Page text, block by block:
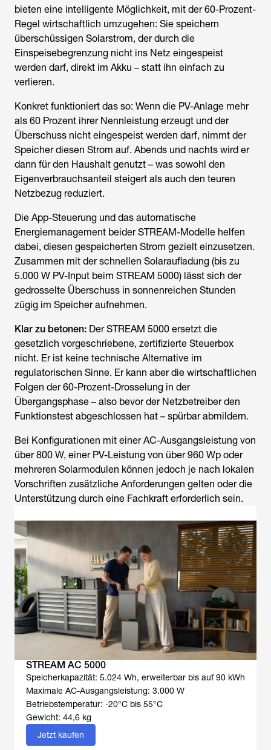
bieten eine intelligente Möglichkeit, mit der 60-Prozent-
Regel wirtschaftlich umzugehen: Sie speichern
überschüssigen Solarstrom, der durch die
Einspeisebegrenzung nicht ins Netz eingespeist
werden darf, direkt im Akku – statt ihn einfach zu
verlieren.
Konkret funktioniert das so: Wenn die PV-Anlage mehr
als 60 Prozent ihrer Nennleistung erzeugt und der
Überschuss nicht eingespeist werden darf, nimmt der
Speicher diesen Strom auf. Abends und nachts wird er
dann für den Haushalt genutzt – was sowohl den
Eigenverbrauchsanteil steigert als auch den teuren
Netzbezug reduziert.
Die App-Steuerung und das automatische
Energiemanagement beider STREAM-Modelle helfen
dabei, diesen gespeicherten Strom gezielt einzusetzen.
Zusammen mit der schnellen Solaraufladung (bis zu
5.000 W PV-Input beim STREAM 5000) lässt sich der
gedrosselte Überschuss in sonnenreichen Stunden
zügig im Speicher aufnehmen.
Klar zu betonen: Der STREAM 5000 ersetzt die
gesetzlich vorgeschriebene, zertifizierte Steuerbox
nicht. Er ist keine technische Alternative im
regulatorischen Sinne. Er kann aber die wirtschaftlichen
Folgen der 60-Prozent-Drosselung in der
Übergangsphase – also bevor der Netzbetreiber den
Funktionstest abgeschlossen hat – spürbar abmildern.
Bei Konfigurationen mit einer AC-Ausgangsleistung von
über 800 W, einer PV-Leistung von über 960 Wp oder
mehreren Solarmodulen können jedoch je nach lokalen
Vorschriften zusätzliche Anforderungen gelten oder die
Unterstützung durch eine Fachkraft erforderlich sein.
STREAM AC 5000
Speicherkapazität: 5.024 Wh, erweiterbar bis auf 90 kWh
Maximale AC-Ausgangsleistung: 3.000 W
Betriebstemperatur: -20°C bis 55°C
Gewicht: 44,6 kg
Jetzt kaufen